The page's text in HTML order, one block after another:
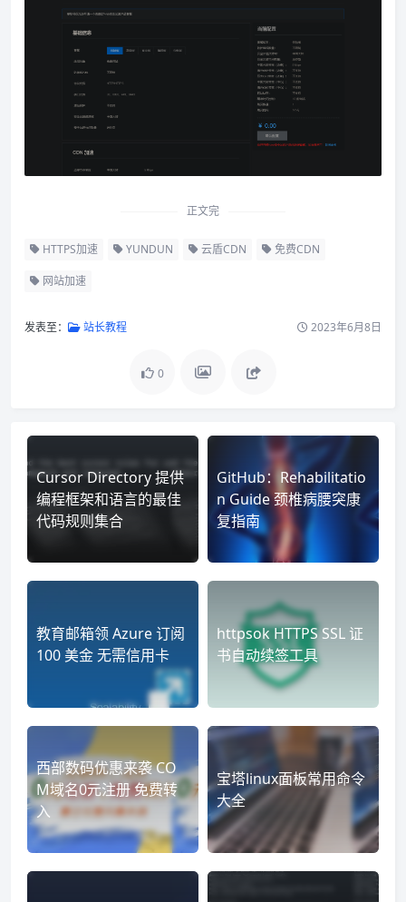
正文完
HTTPS加速 YUNDUN 云盾CDN 免费CDN
网站加速
发表至： 站长教程 2023年6月8日
0
Cursor Directory 提供
编程框架和语言的最佳
代码规则集合
GitHub：Rehabilitatio
n Guide 颈椎病腰突康
复指南
教育邮箱领 Azure 订阅
100 美金 无需信用卡
httpsok HTTPS SSL 证
书自动续签工具
西部数码优惠来袭 CO
M域名0元注册 免费转
入
宝塔linux面板常用命令
大全